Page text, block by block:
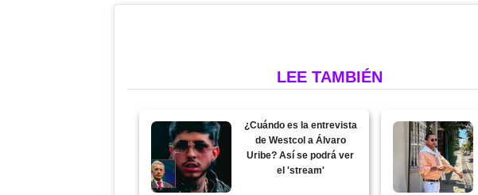
LEE TAMBIÉN
¿Cuándo es la entrevista
de Westcol a Álvaro
Uribe? Así se podrá ver
el 'stream'